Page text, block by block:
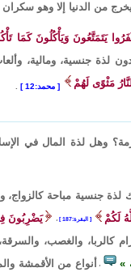
من الدنيا إلا وهو سكران
يَتَمَتَّعُونَ وَيَأْكُلُونَ كَمَا
لذة جنسية، ومالية،
مَثْوًى لَهُمْ محمد:12
وهل لذة المال في
جنسية مباحة كالزواج،
لَكُمْ البقرة:187 ، يَضْرِبُونَ
كالربا، والغصب،
، أنواع من الأقمشة